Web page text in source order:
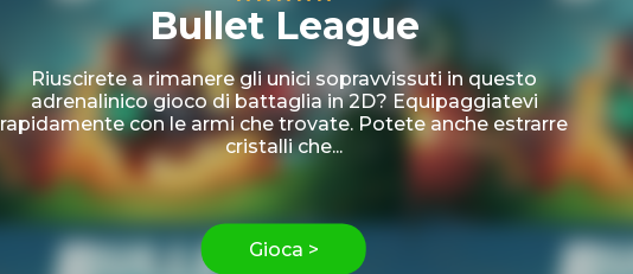
Bullet League
Riuscirete a rimanere gli unici sopravvissuti in questo
adrenalinico gioco di battaglia in 2D? Equipaggiatevi
rapidamente con le armi che trovate. Potete anche estrarre
cristalli che...
Gioca >